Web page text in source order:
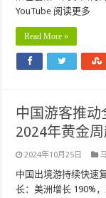
YouTube 阅读更多
Read More »
中国游客推
2024年黄金
2024年10月25日
中国出境游持续快速
长：美洲增长 190%